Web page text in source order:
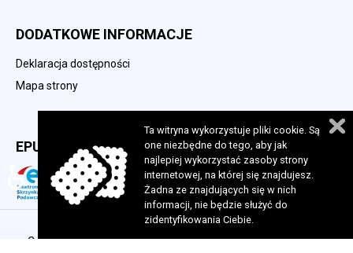
DODATKOWE INFORMACJE
Deklaracja dostępności
Mapa strony
EPUAP
Copyright 2023 © Urząd Gminy w Troszynie. Wszelkie prawa
Ta witryna wykorzystuje pliki cookie. Są
one niezbędne do tego, aby jak
najlepiej wykorzystać zasoby strony
internetowej, na której się znajdujesz.
Żadna ze znajdujących się w nich
informacji, nie będzie służyć do
zidentyfikowania Ciebie.